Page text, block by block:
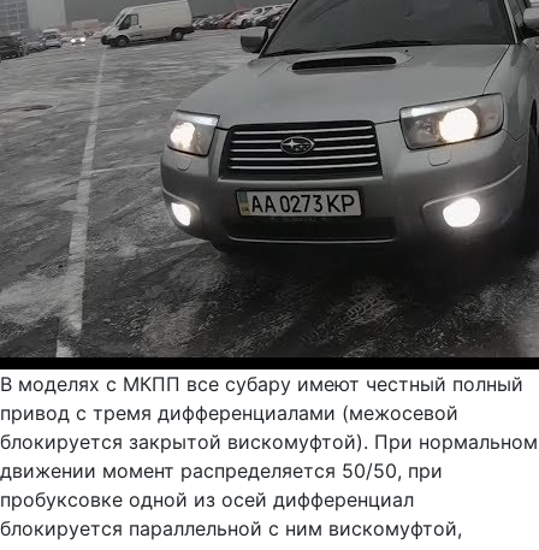
В моделях с МКПП все субару имеют честный полный
привод с тремя дифференциалами (межосевой
блокируется закрытой вискомуфтой). При нормальном
движении момент распределяется 50/50, при
пробуксовке одной из осей дифференциал
блокируется параллельной с ним вискомуфтой,